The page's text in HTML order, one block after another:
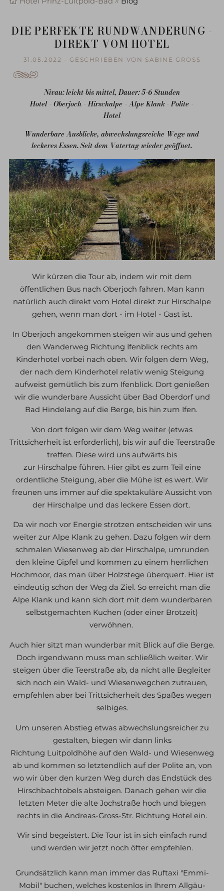
DIE PERFEKTE RUNDWANDERUNG -
DIREKT VOM HOTEL
31.05.2022 - GESCHRIEBEN VON SABINE GROSS
Nivau: leicht bis mittel, Dauer: 5-6 Stunden
Hotel - Oberjoch - Hirschalpe - Alpe Klank - Polite -
Hotel
Wunderbare Ausblicke, abwechslungsreiche Wege und
leckeres Essen. Seit dem Vatertag wieder geöffnet.
Wir kürzen die Tour ab, indem wir mit dem
öffentlichen Bus nach Oberjoch fahren. Man kann
natürlich auch direkt vom Hotel direkt zur Hirschalpe
gehen, wenn man dort - im Hotel - Gast ist.
In Oberjoch angekommen steigen wir aus und gehen
den Wanderweg Richtung Ifenblick rechts am
Kinderhotel vorbei nach oben. Wir folgen dem Weg,
der nach dem Kinderhotel relativ wenig Steigung
aufweist gemütlich bis zum Ifenblick. Dort genießen
wir die wunderbare Aussicht über Bad Oberdorf und
Bad Hindelang auf die Berge, bis hin zum Ifen.
Von dort folgen wir dem Weg weiter (etwas
Trittsicherheit ist erforderlich), bis wir auf die Teerstraße
treffen. Diese wird uns aufwärts bis
zurHirschalpe führen. Hier gibt es zum Teil eine
ordentliche Steigung, aber die Mühe ist es wert. Wir
freunen uns immer auf die spektakuläre Aussicht von
der Hirschalpe und das leckere Essen dort.
Da wir noch vor Energie strotzen entscheiden wir uns
weiter zur Alpe Klank zu gehen. Dazu folgen wir dem
schmalen Wiesenweg ab der Hirschalpe, umrunden
den kleine Gipfel und kommen zu einem herrlichen
Hochmoor, das man über Holzstege überquert. Hier ist
eindeutig schon der Weg da Ziel. So erreicht man die
Alpe Klank und kann sich dort mit dem wunderbaren
selbstgemachten Kuchen (oder einer Brotzeit)
verwöhnen.
Auch hier sitzt man wunderbar mit Blick auf die Berge.
Doch irgendwann muss man schließlich weiter. Wir
steigen über die Teerstraße ab, da nicht alle Begleiter
sich noch ein Wald- und Wiesenwegchen zutrauen,
empfehlen aber bei Trittsicherheit des Spaßes wegen
selbiges.
Um unseren Abstieg etwas abwechslungsreicher zu
gestalten, biegen wir dann links
Richtung Luitpoldhöhe auf den Wald- und Wiesenweg
ab und kommen so letztendlich auf der Polite an, von
wo wir über den kurzen Weg durch das Endstück des
Hirschbachtobels absteigen. Danach gehen wir die
letzten Meter die alte Jochstraße hoch und biegen
rechts in die Andreas-Gross-Str. Richtung Hotel ein.
Wir sind begeistert. Die Tour ist in sich einfach rund
und werden wir jetzt noch öfter empfehlen.
Grundsätzlich kann man immer das Ruftaxi "Emmi-
Mobil" buchen, welches kostenlos in Ihrem Allgäu-